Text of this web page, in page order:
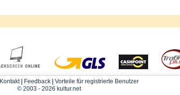
Kontakt| Feedback| Vorteile für registrierte Benutzer
© 2003 - 2026 kultur.net